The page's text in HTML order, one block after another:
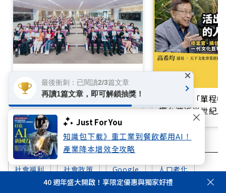
Just For You
知識包下載》重工業到餐飲都用AI！
產業降本增效全攻略
用關鍵行動築起健康防護網！臺
中如何以《巷弄裡的幸福公衛》
打造永續照護城市？
買不起的「單程
響台灣近半世紀
社會福利 社會政策 Google 人口老化
40 週年盛大開啟！享限定優惠與獨家好禮
最後衝刺：已閱讀2/3篇文章
再讀1篇文章，即可解鎖抽獎！
×